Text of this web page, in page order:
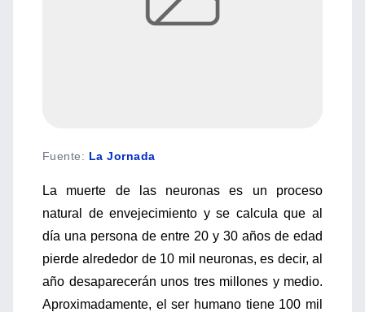
Fuente: La Jornada
La muerte de las neuronas es un proceso
natural de envejecimiento y se calcula que al
día una persona de entre 20 y 30 años de edad
pierde alrededor de 10 mil neuronas, es decir, al
año desaparecerán unos tres millones y medio.
Aproximadamente, el ser humano tiene 100 mil